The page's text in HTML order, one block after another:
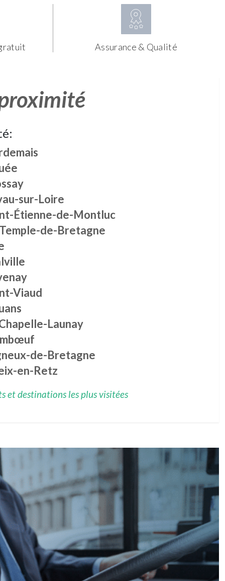
Assurance & Qualité
sur-Loire
Étienne-de-Montluc
de-Bretagne
Viaud
Launay
de-Bretagne
en-Retz
et destinations les plus visitées